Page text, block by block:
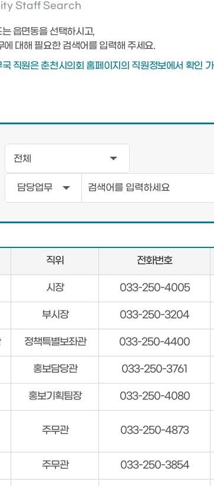
Staff Search
읍면동을 선택하시고,
에 대해 필요한 검색어를 입력해 주세요.
직원은 춘천시의회 홈페이지의 직원정보에서 확인
직위 전화번호
시장 033-250-4005
부시장 033-250-3204
정책특별보좌관 033-250-4400
홍보담당관 033-250-3761
홍보기획팀장 033-250-4080
주무관 033-250-4873
주무관 033-250-3854